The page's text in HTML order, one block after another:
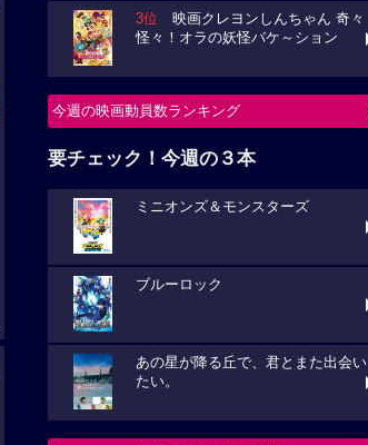
3位 映画クレヨンしんちゃん 奇々
怪々！オラの妖怪バケ～ション
今週の映画動員数ランキング
要チェック！今週の３本
ミニオンズ＆モンスターズ
ブルーロック
あの星が降る丘で、君とまた出会い
たい。